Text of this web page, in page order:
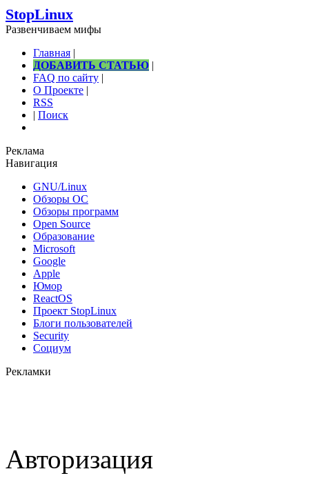
StopLinux
Развенчиваем мифы
Главная |
ДОБАВИТЬ СТАТЬЮ |
FAQ по сайту |
О Проекте |
RSS
| Поиск
Реклама
Навигация
GNU/Linux
Обзоры ОС
Обзоры программ
Open Source
Образование
Microsoft
Google
Apple
Юмор
ReactOS
Проект StopLinux
Блоги пользователей
Security
Социум
Рекламки
Авторизация